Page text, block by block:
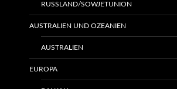
RUSSLAND/SOWJETUNION
AUSTRALIEN UND OZEANIEN
AUSTRALIEN
EUROPA